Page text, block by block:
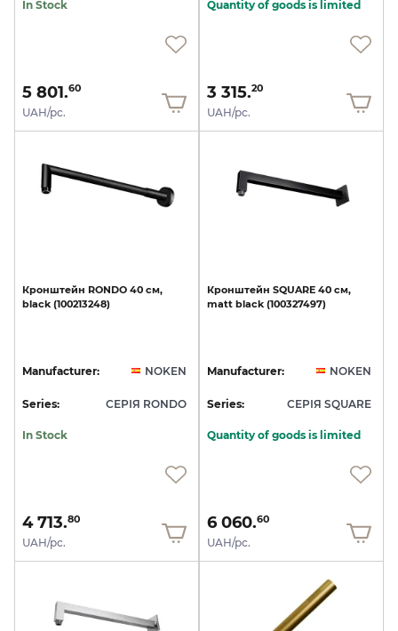
In Stock
5 801.60
UAH/pc.
Quantity of goods is limited
3 315.20
UAH/pc.
Кронштейн RONDO 40 см,
black (100213248)
Manufacturer: NOKEN
Series: СЕРІЯ RONDO
In Stock
4 713.80
UAH/pc.
Кронштейн SQUARE 40 см,
matt black (100327497)
Manufacturer: NOKEN
Series: СЕРІЯ SQUARE
Quantity of goods is limited
6 060.60
UAH/pc.